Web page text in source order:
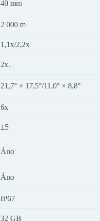
40 mm
2 000 m
1,1x/2,2x
2x.
21,7° × 17,5°/11,0° × 8,8°
6x
±5
Áno
Áno
IP67
32 GB